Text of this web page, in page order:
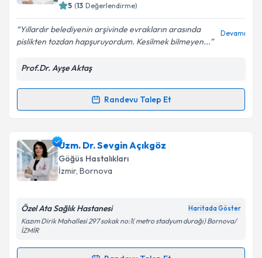
Kişisel verilerimin işlenmesine ilişkin
kapsamda işlenmesini kabul ediyorum.
5 (13 Değerlendirme)
Yıllardır belediyenin arşivinde evrakların arasında
pislikten tozdan hapşuruyordum. Kesilmek bilmeyen...
Devamı
Prof.Dr. Ayşe Aktaş
Randevu Talep Et
Randevu Takvimi Talebi
Prof. Dr. Ayşe Aktaşiçin randevu takvimi talebi
oluşturun. Size bu uzmandan randevu almanız için bir
takvim hazırlandığında e-posta ile bilgilendireceğiz.
Kişisel verilerimin işlenmesine ilişkinAydınlatma
Uzm. Dr. Sevgin Açıkgöz
Göğüs Hastalıkları
İzmir, Bornova
Özel Ata Sağlık Hastanesi Haritada Göster
Kazım Dirik Mahallesi 297 sokak no:1( metro stadyum durağı) Bornova/
İZMİR